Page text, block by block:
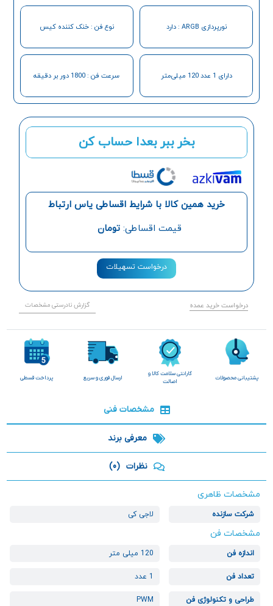
بخر ببر بعدا حساب کن
خرید همین کالا با شرایط اقساطی یاس ارتباط
قیمت اقساطی: تومان
درخواست تسهیلات
درخواست خرید عمده گزارش نادرستی مشخصات
نورپردازی ARGB : دارد نوع فن : خنک کننده کیس
دارای 1 عدد 120 میلی‌متر سرعت فن : 1800 دور بر دقیقه
پشتیبانی محصولات
گارانتی سلامت کالا و
اصالت
ارسال فوری و سریع پرداخت قسطی
مشخصات فنی
معرفی برند
نظرات (0)
مشخصات ظاهری
شرکت سازنده لاجی کی
مشخصات فن
اندازه فن 120 میلی متر
تعداد فن 1 عدد
طراحی و تکنولوژی فن PWM